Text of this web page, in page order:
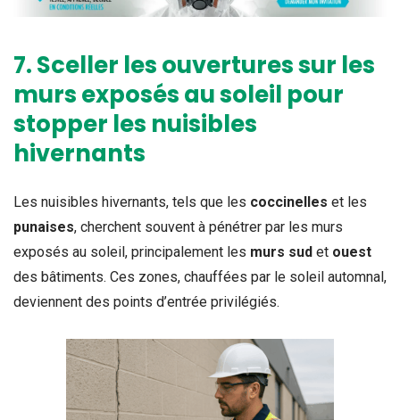
7. Sceller les ouvertures sur les
murs exposés au soleil pour
stopper les nuisibles
hivernants
Les nuisibles hivernants, tels que les coccinelles et les
punaises, cherchent souvent à pénétrer par les murs
exposés au soleil, principalement les murs sud et ouest
des bâtiments. Ces zones, chauffées par le soleil automnal,
deviennent des points d’entrée privilégiés.